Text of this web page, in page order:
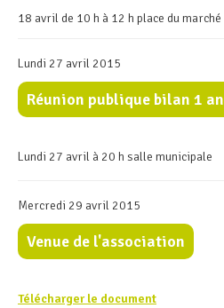
18 avril de 10 h à 12 h place du marché
Lundi 27 avril 2015
Réunion publique bilan 1 an
Lundi 27 avril à 20 h salle municipale
Mercredi 29 avril 2015
Venue de l'association
Télécharger le document